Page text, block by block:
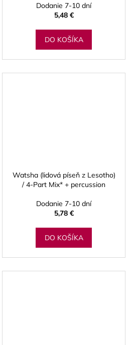
Dodanie 7-10 dní
5,48 €
DO KOŠÍKA
Watsha (lidová píseň z Lesotho)
/ 4-Part Mix* + percussion
Dodanie 7-10 dní
5,78 €
DO KOŠÍKA